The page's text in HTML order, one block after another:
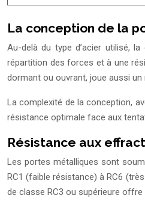
La conception de la
Au-delà du type d’acier utilisé,
répartition des forces et à une
dormant ou ouvrant, joue aussi
La complexité de la conception,
résistance optimale face aux
Résistance aux
Les portes métalliques sont
RC1 (faible résistance) à RC6
de classe RC3 ou supérieure